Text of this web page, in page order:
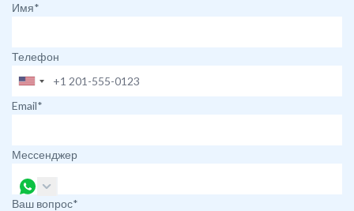
Имя*
Телефон
Email*
Мессенджер
Ваш вопрос*